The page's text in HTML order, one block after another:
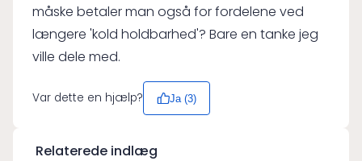
måske betaler man også for fordelene ved
længere 'kold holdbarhed'? Bare en tanke jeg
ville dele med.
Var dette en hjælp? Ja (3)
Relaterede indlæg